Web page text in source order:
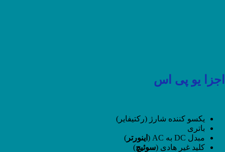
اجزا یو پی اس
یکسو کننده شارژ (رکتیفایر)
باتری
مبدل DC به AC (
اینورتر )
کلید غیر هادی (سوئیچ)